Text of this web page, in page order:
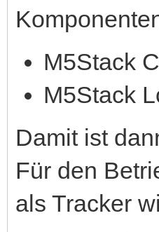
M5Stack
M5Stack
Damit ist
Für den
als Tracker